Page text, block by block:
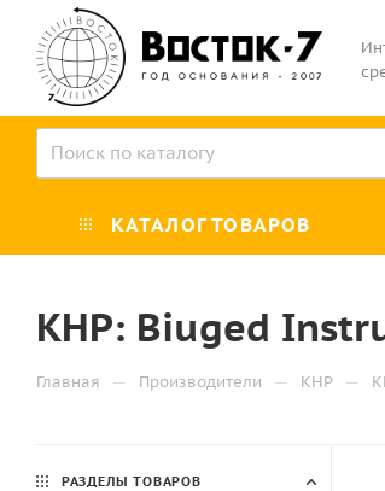
КАТАЛОГ ТОВАРОВ
КНР: Biuged
Главная — Производители — КНР —
РАЗДЕЛЫ ТОВАРОВ